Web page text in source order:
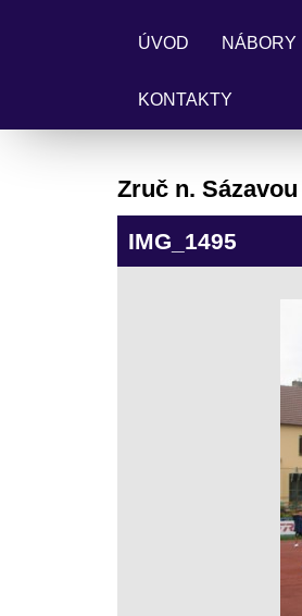
ÚVOD NÁBORY
KONTAKTY
Zruč n. Sázavou
IMG_1495